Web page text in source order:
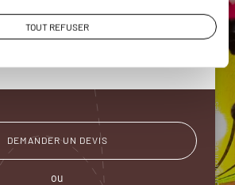
TOUT REFUSER
le même interlocuteur avant,
DEMANDER UN DEVIS
ou